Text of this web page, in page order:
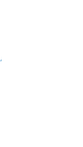
,